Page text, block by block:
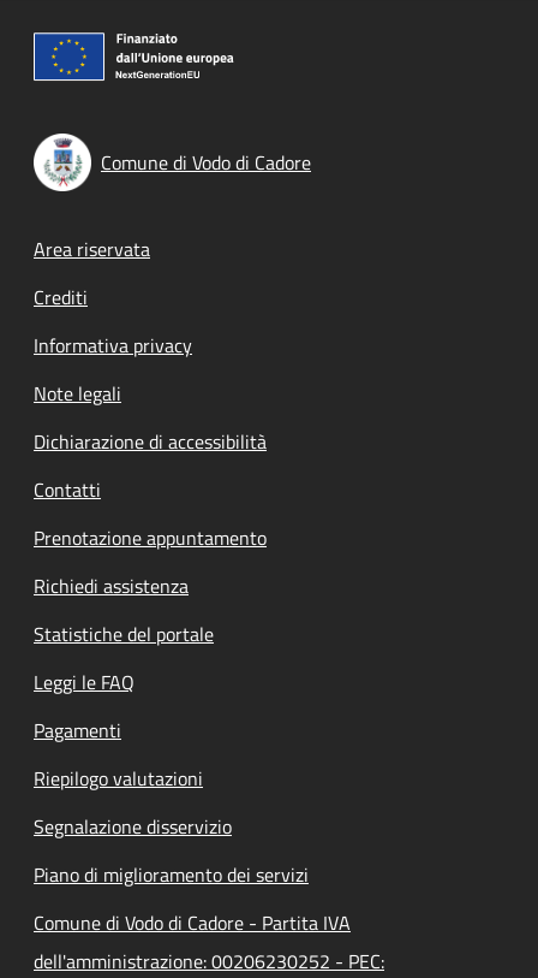
Comune di Vodo di Cadore
Footer menu
Area riservata
Crediti
Informativa privacy
Note legali
Dichiarazione di accessibilità
Contatti
Prenotazione appuntamento
Richiedi assistenza
Statistiche del portale
Leggi le FAQ
Pagamenti
Riepilogo valutazioni
Segnalazione disservizio
Piano di miglioramento dei servizi
Comune di Vodo di Cadore - Partita IVA
dell'amministrazione: 00206230252 - PEC: